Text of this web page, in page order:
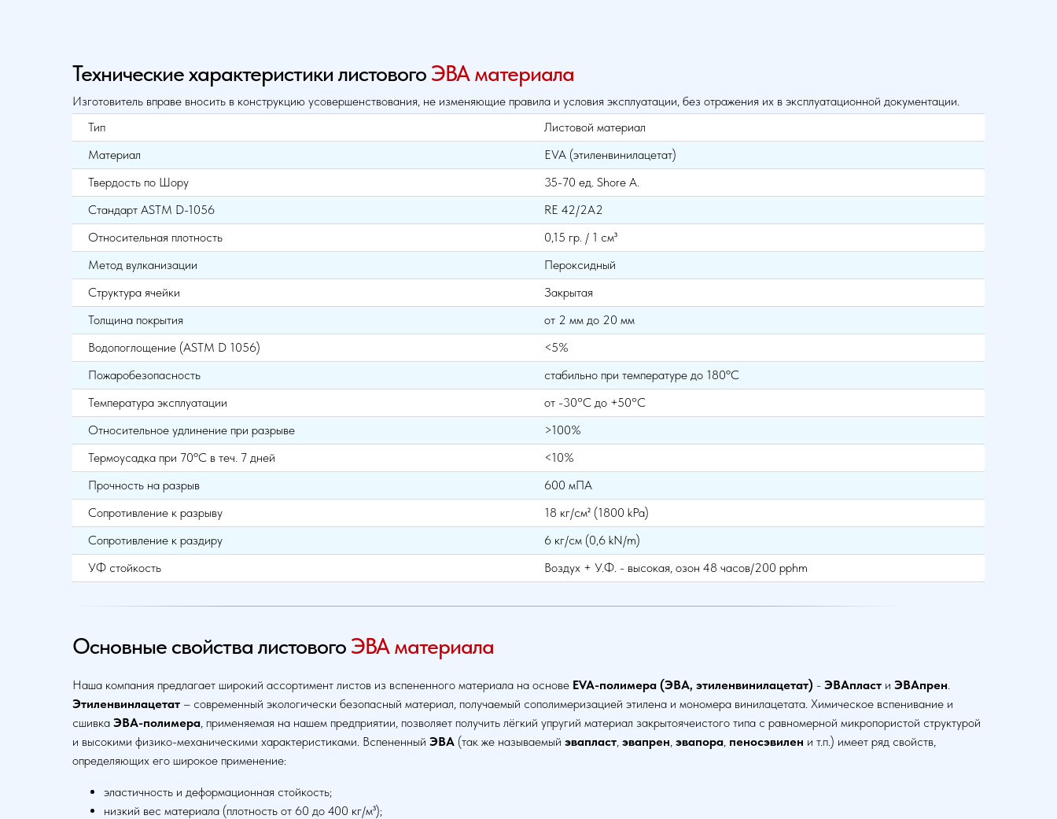
Технические характеристики листового ЭВА материала
Изготовитель вправе вносить в конструкцию усовершенствования, не изменяющие правила и условия эксплуатации, без отражения их в эксплуатационной документации.
Тип
Листовой материал
Материал
EVA (этиленвинилацетат)
Твердость по Шору
35-70 ед. Shore A.
Стандарт ASTM D-1056
RE 42/2A2
Относительная плотность
0,15 гр. / 1 см³
Метод вулканизации
Пероксидный
Структура ячейки
Закрытая
Толщина покрытия
от 2 мм до 20 мм
Водопоглощение (ASTM D 1056)
<5%
Пожаробезопасность
стабильно при температуре до 180ºС
Температура эксплуатации
от -30°С до +50°С
Относительное удлинение при разрыве
>100%
Термоусадка при 70ºС в теч. 7 дней
<10%
Прочность на разрыв
600 мПА
Сопротивление к разрыву
18 кг/см² (1800 kPa)
Сопротивление к раздиру
6 кг/см (0,6 kN/m)
УФ стойкость
Воздух + У.Ф. - высокая, озон 48 часов/200 pphm
Основные свойства листового ЭВА материала
Наша компания предлагает широкий ассортимент листов из вспененного материала на основе EVA-полимера (ЭВА, этиленвинилацетат) - ЭВАпласт и ЭВАпрен.
Этиленвинлацетат – современный экологически безопасный материал, получаемый сополимеризацией этилена и мономера винилацетата. Химическое вспенивание и
сшивка ЭВА-полимера, применяемая на нашем предприятии, позволяет получить лёгкий упругий материал закрытоячеистого типа с равномерной микропористой структурой
и высокими физико-механическими характеристиками. Вспененный ЭВА (так же называемый эвапласт, эвапрен, эвапора, пеносэвилен и т.п.) имеет ряд свойств,
определяющих его широкое применение:
эластичность и деформационная стойкость;
низкий вес материала (плотность от 60 до 400 кг/м³);